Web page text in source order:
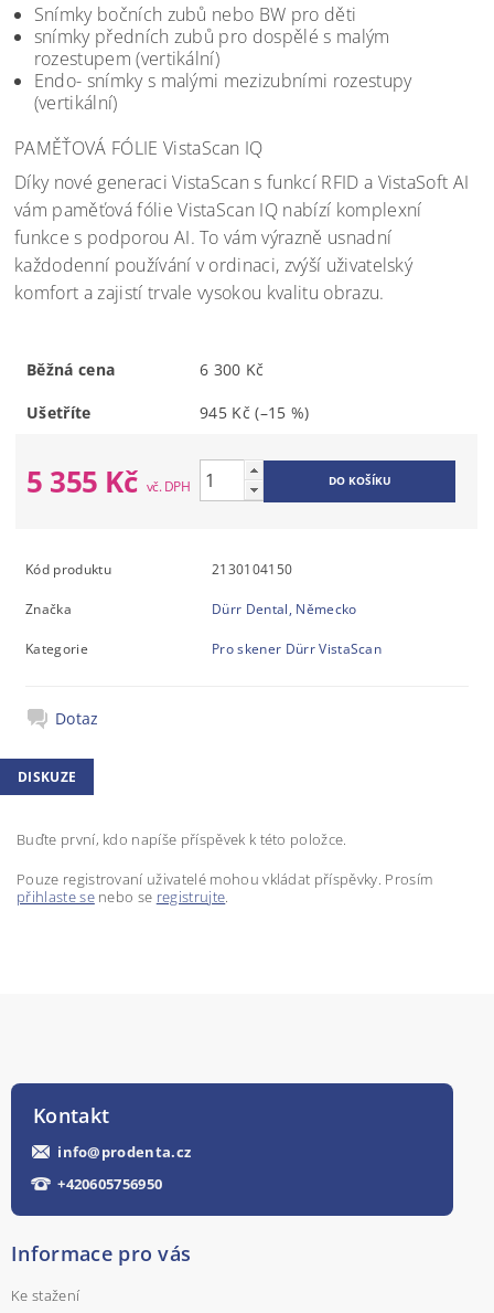
Snímky bočních zubů nebo BW pro děti
snímky předních zubů pro dospělé s malým
rozestupem (vertikální)
Endo- snímky s malými mezizubními rozestupy
(vertikální)
PAMĚŤOVÁ FÓLIE VistaScan IQ
Díky nové generaci VistaScan s funkcí RFID a VistaSoft AI
vám paměťová fólie VistaScan IQ nabízí komplexní
funkce s podporou AI. To vám výrazně usnadní
každodenní používání v ordinaci, zvýší uživatelský
komfort a zajistí trvale vysokou kvalitu obrazu.
Běžná cena 6 300 Kč
Ušetříte 945 Kč(–15 %)
5 355 Kč
Kód produktu 2130104150
Značka Dürr Dental, Německo
Kategorie Pro skener Dürr VistaScan
Dotaz
DISKUZE
Buďte první, kdo napíše příspěvek k této položce.
Pouze registrovaní uživatelé mohou vkládat příspěvky. Prosím
přihlaste senebo se registrujte.
Kontakt
info@prodenta.cz
+420605756950
Informace pro vás
Ke stažení